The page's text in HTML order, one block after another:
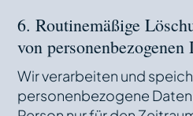
6. Routinemäßige
von personenbezogenen
Wir verarbeiten und
personenbezogene